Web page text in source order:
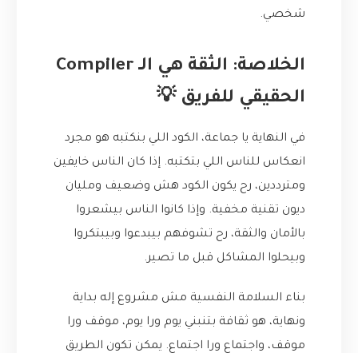
شخصي.
الخلاصة: الثقة هي الـ Compiler
الحقيقي للفريق 💡
في النهاية يا جماعة، الكود اللي بنكتبه هو مجرد
انعكاس للناس اللي بتكتبه. إذا كان الناس خايفين
ومترددين، رح يكون الكود هش وضعيف ومليان
ديون تقنية مخفية. وإذا كانوا الناس بيشعروا
بالأمان والثقة، رح تشوفهم بيبدعوا وبيبتكروا
وبيحلوا المشاكل قبل ما تصير.
بناء السلامة النفسية مش مشروع إله بداية
ونهاية، هو ثقافة بتنبني يوم ورا يوم، موقف ورا
موقف، واجتماع ورا اجتماع. يمكن تكون الطريق